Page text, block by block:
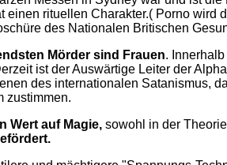
rituellen Charakter.( Porno
des Nationalen Britischen
Mörder sind Frauen.
ist der Auswärtige Leiter der
des internationalen Satanismus,
zustimmen.
Wert auf Magie, sowohl in der